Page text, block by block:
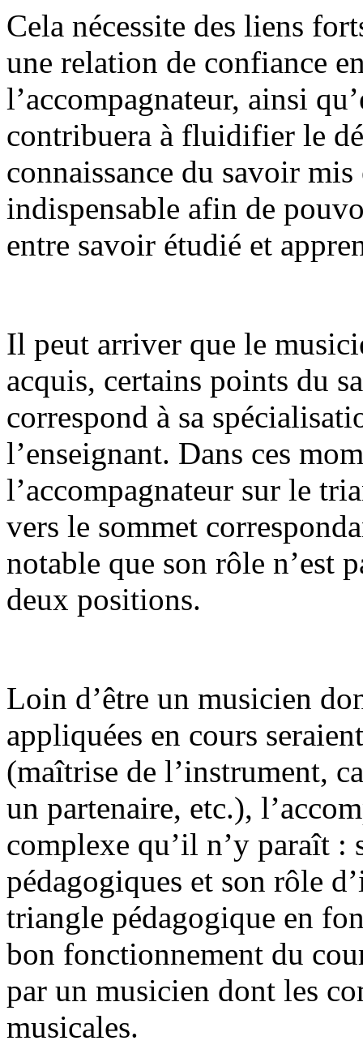
Cela nécessite des liens
une relation de confiance
l’accompagnateur, ainsi
contribuera à fluidifier le
connaissance du savoir
indispensable afin de
entre savoir étudié et
Il peut arriver que le
acquis, certains points du
correspond à sa
l’enseignant. Dans ces
l’accompagnateur sur le
vers le sommet
notable que son rôle n’est
deux positions.
Loin d’être un musicien
appliquées en cours
(maîtrise de l’instrument,
un partenaire, etc.),
complexe qu’il n’y paraît :
pédagogiques et son rôle
triangle pédagogique en
bon fonctionnement du
par un musicien dont les
musicales.